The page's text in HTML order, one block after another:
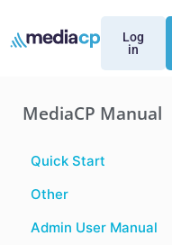
Log
in
MediaCP Manual
Quick Start
Other
Admin User Manual